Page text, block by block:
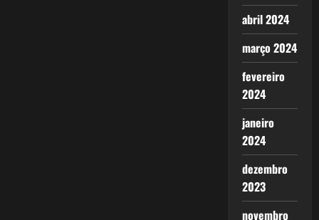
abril 2024
março 2024
fevereiro
2024
janeiro
2024
dezembro
2023
novembro